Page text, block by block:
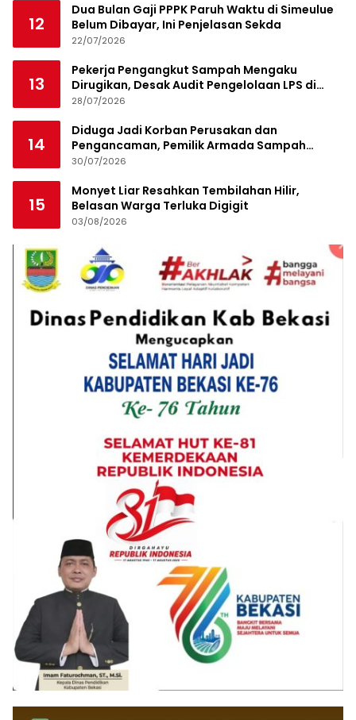
12
Dua Bulan Gaji PPPK Paruh Waktu di Simeulue
Belum Dibayar, Ini Penjelasan Sekda
22/07/2026
13
Pekerja Pengangkut Sampah Mengaku
Dirugikan, Desak Audit Pengelolaan LPS di
Pekanbaru
28/07/2026
14
Diduga Jadi Korban Perusakan dan
Pengancaman, Pemilik Armada Sampah
Siapkan Laporan Polisi
30/07/2026
15
Monyet Liar Resahkan Tembilahan Hilir,
Belasan Warga Terluka Digigit
03/08/2026